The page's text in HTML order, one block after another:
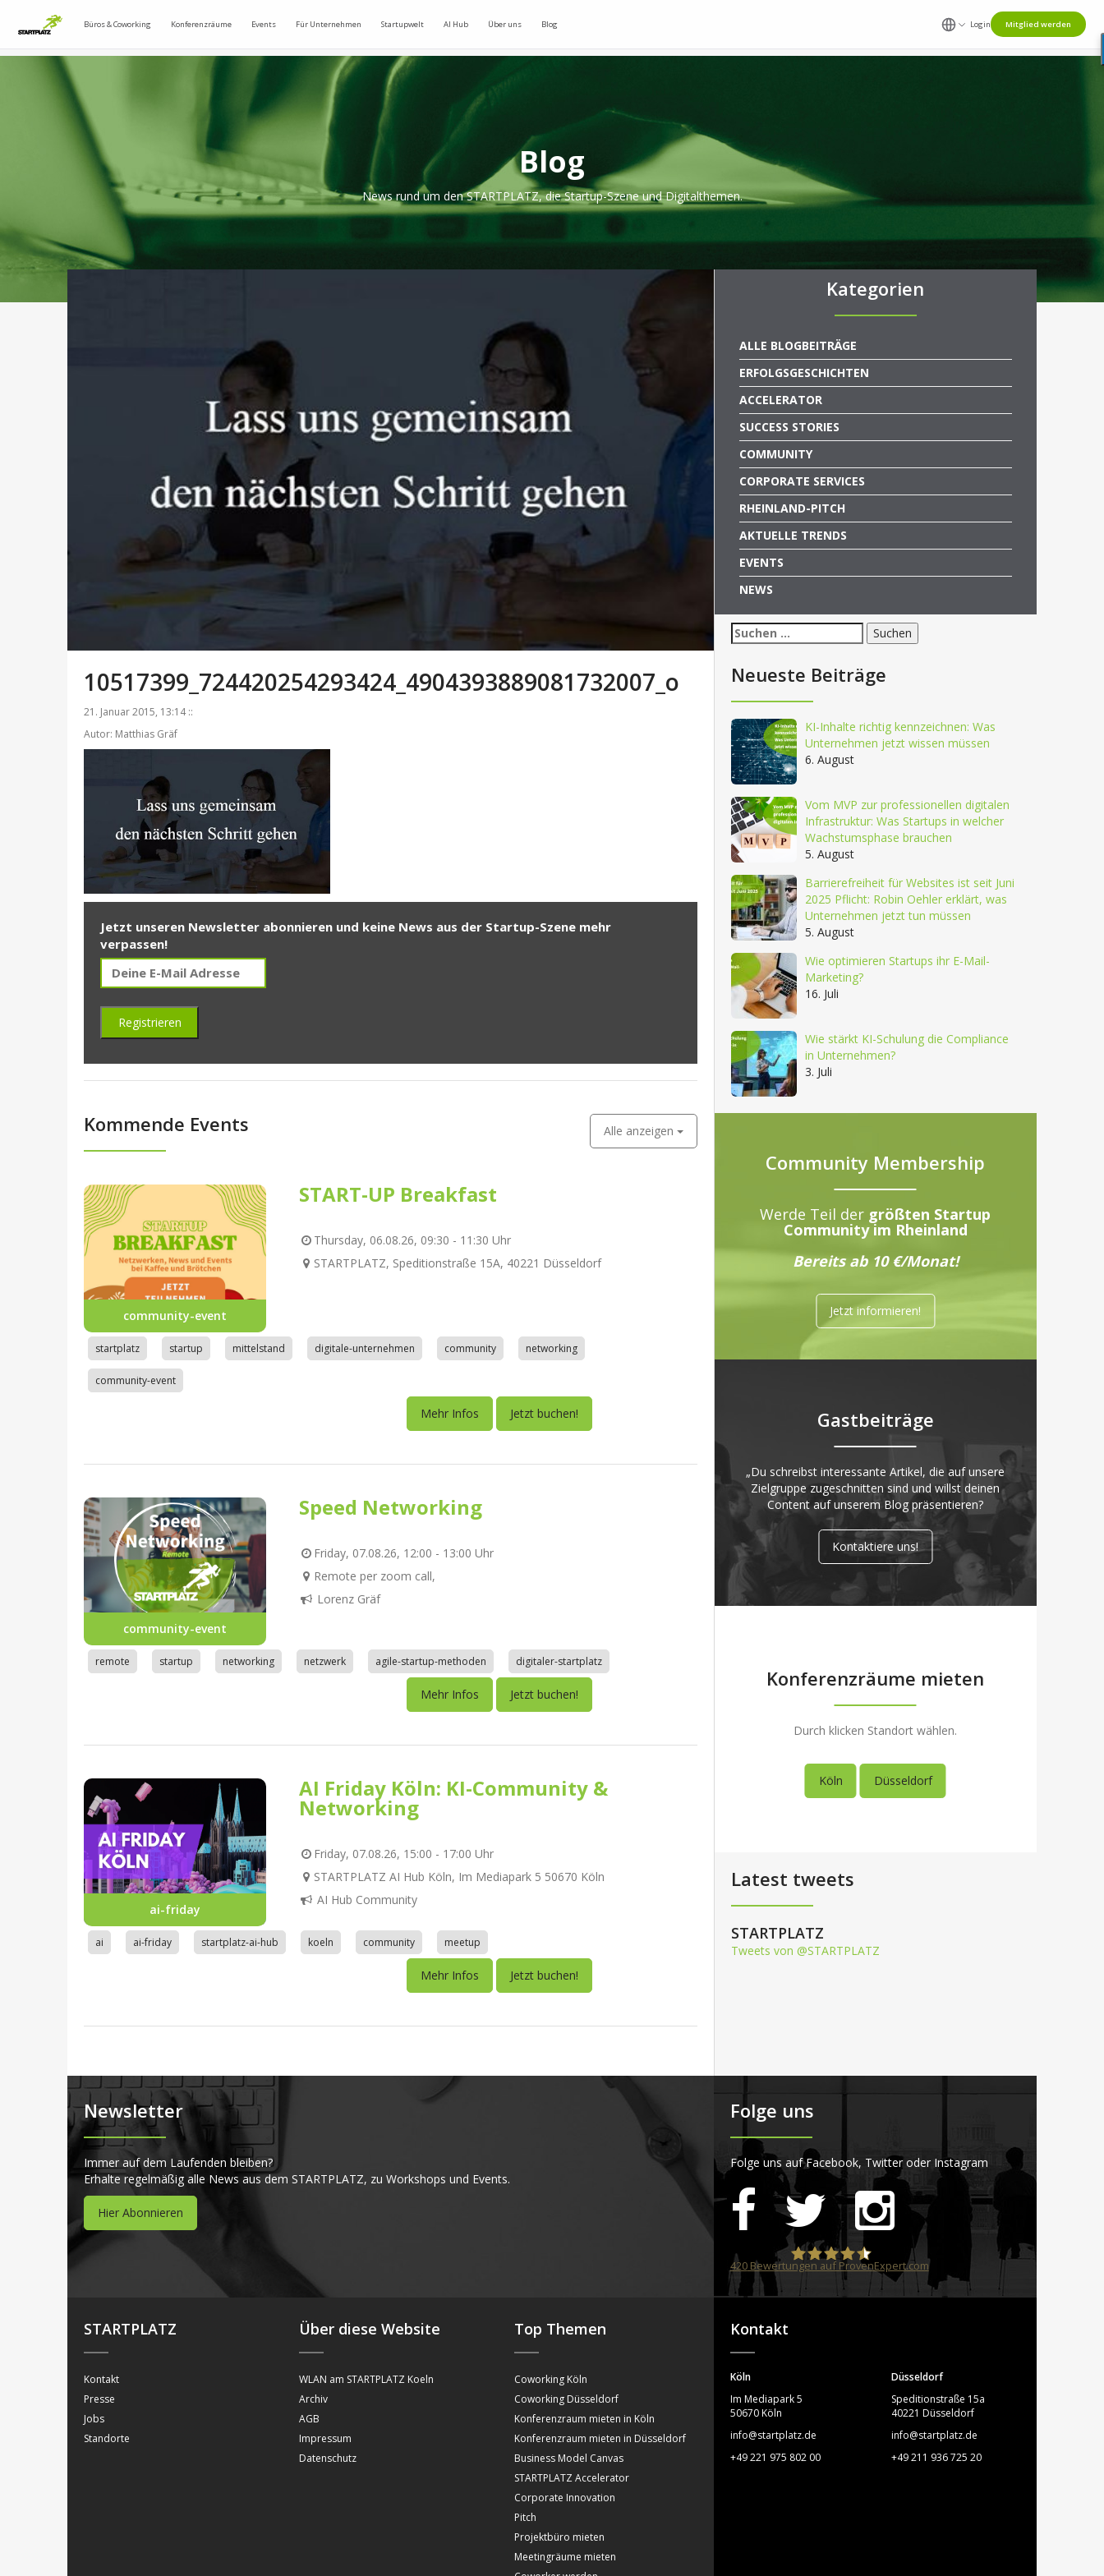
Büros & Coworking Konferenzräume Events Für Unternehmen Startupwelt AI Hub Über uns Blog Login Mitglied werden
Blog
News rund um den STARTPLATZ, die Startup-Szene und Digitalthemen.
10517399_724420254293424_4904393889081732007_o
21. Januar 2015, 13:14 ::
Autor: Matthias Gräf
Jetzt unseren Newsletter abonnieren und keine News aus der Startup-Szene mehr
verpassen!
Kommende Events Alle anzeigen
community-event
START-UP Breakfast
Thursday, 06.08.26, 09:30 - 11:30 Uhr
STARTPLATZ, Speditionstraße 15A, 40221 Düsseldorf
startplatz startup mittelstand digitale-unternehmen community networking
community-event
Mehr Infos Jetzt buchen!
community-event
Speed Networking
Friday, 07.08.26, 12:00 - 13:00 Uhr
Remote per zoom call,
Lorenz Gräf
remote startup networking netzwerk agile-startup-methoden digitaler-startplatz
Mehr Infos Jetzt buchen!
ai-friday
AI Friday Köln: KI-Community &
Networking
Friday, 07.08.26, 15:00 - 17:00 Uhr
STARTPLATZ AI Hub Köln, Im Mediapark 5 50670 Köln
AI Hub Community
ai ai-friday startplatz-ai-hub koeln community meetup
Mehr Infos Jetzt buchen!
Kategorien
ALLE BLOGBEITRÄGE
ERFOLGSGESCHICHTEN
ACCELERATOR
SUCCESS STORIES
COMMUNITY
CORPORATE SERVICES
RHEINLAND-PITCH
AKTUELLE TRENDS
EVENTS
NEWS
Suchen
nach:
Neueste Beiträge
KI-Inhalte richtig kennzeichnen: Was
Unternehmen jetzt wissen müssen
6. August
Vom MVP zur professionellen digitalen
Infrastruktur: Was Startups in welcher
Wachstumsphase brauchen
5. August
Barrierefreiheit für Websites ist seit Juni
2025 Pflicht: Robin Oehler erklärt, was
Unternehmen jetzt tun müssen
5. August
Wie optimieren Startups ihr E-Mail-
Marketing?
16. Juli
Wie stärkt KI-Schulung die Compliance
in Unternehmen?
3. Juli
Community Membership
Werde Teil der größten Startup
Community im Rheinland
Bereits ab 10 €/Monat!
Jetzt informieren!
Gastbeiträge
„Du schreibst interessante Artikel, die auf unsere
Zielgruppe zugeschnitten sind und willst deinen
Content auf unserem Blog präsentieren?
Kontaktiere uns!
Konferenzräume mieten
Durch klicken Standort wählen.
Köln Düsseldorf
Latest tweets
STARTPLATZ
Tweets von @STARTPLATZ
Newsletter
Immer auf dem Laufenden bleiben?
Erhalte regelmäßig alle News aus dem STARTPLATZ, zu Workshops und Events.
Hier Abonnieren
Folge uns
Folge uns auf Facebook, Twitter oder Instagram
STARTPLATZ
420Bewertungen auf ProvenExpert.com
STARTPLATZ
Kontakt
Presse
Jobs
Standorte
Über diese Website
WLAN am STARTPLATZ Koeln
Archiv
AGB
Impressum
Datenschutz
Top Themen
Coworking Köln
Coworking Düsseldorf
Konferenzraum mieten in Köln
Konferenzraum mieten in Düsseldorf
Business Model Canvas
STARTPLATZ Accelerator
Corporate Innovation
Pitch
Projektbüro mieten
Meetingräume mieten
Kontakt
Köln
Im Mediapark 5
50670 Köln
info@startplatz.de
+49 221 975 802 00
Düsseldorf
Speditionstraße 15a
40221 Düsseldorf
info@startplatz.de
+49 211 936 725 20